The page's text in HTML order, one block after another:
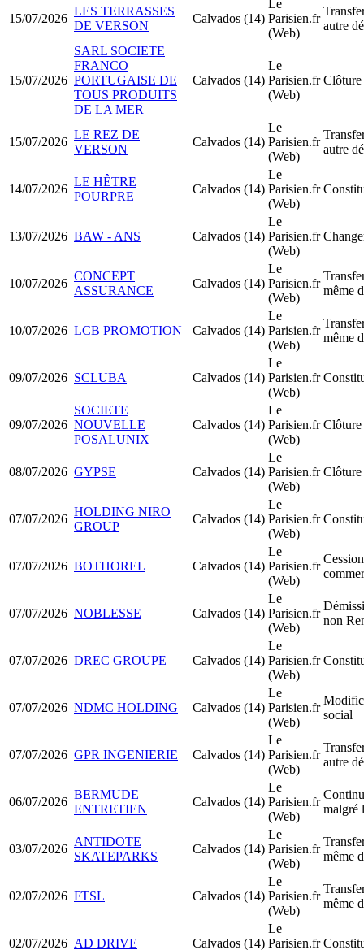
15/07/2026
LES TERRASSES
DE VERSON
Calvados (14)
Le
Parisien.fr
(Web)
autre
15/07/2026
SARL SOCIETE
FRANCO
PORTUGAISE DE
TOUS PRODUITS
DE LA MER
Calvados (14)
Le
Parisien.fr
(Web)
15/07/2026
LE REZ DE
VERSON
Calvados (14)
Le
Parisien.fr
(Web)
autre
14/07/2026
LE HÊTRE
POURPRE
Calvados (14)
Le
Parisien.fr
(Web)
13/07/2026 BAW - ANS Calvados (14)
Le
Parisien.fr
(Web)
10/07/2026
CONCEPT
ASSURANCE
Calvados (14)
Le
Parisien.fr
(Web)
même
10/07/2026 LCB PROMOTION Calvados (14)
Le
Parisien.fr
(Web)
même
09/07/2026 SCLUBA Calvados (14)
Le
Parisien.fr
(Web)
09/07/2026
SOCIETE
NOUVELLE
POSALUNIX
Calvados (14)
Le
Parisien.fr
(Web)
08/07/2026 GYPSE Calvados (14)
Le
Parisien.fr
(Web)
07/07/2026
HOLDING NIRO
GROUP
Calvados (14)
Le
Parisien.fr
(Web)
07/07/2026 BOTHOREL Calvados (14)
Le
Parisien.fr
(Web)
07/07/2026 NOBLESSE Calvados (14)
Le
Parisien.fr
(Web)
non
07/07/2026 DREC GROUPE Calvados (14)
Le
Parisien.fr
(Web)
07/07/2026 NDMC HOLDING Calvados (14)
Le
Parisien.fr
(Web)
social
07/07/2026 GPR INGENIERIE Calvados (14)
Le
Parisien.fr
(Web)
autre
06/07/2026
BERMUDE
ENTRETIEN
Calvados (14)
Le
Parisien.fr
(Web)
malgré
03/07/2026
ANTIDOTE
SKATEPARKS
Calvados (14)
Le
Parisien.fr
(Web)
même
02/07/2026 FTSL Calvados (14)
Le
Parisien.fr
(Web)
même
02/07/2026 AD DRIVE Calvados (14)
Le
Parisien.fr